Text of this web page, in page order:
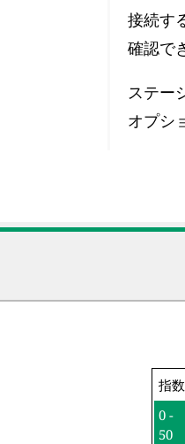
接続す
確認で
ステー
オプシ
指数
0 -
50